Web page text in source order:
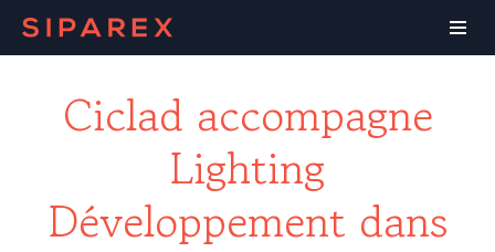
Ciclad accompagne
Lighting
Développement dans